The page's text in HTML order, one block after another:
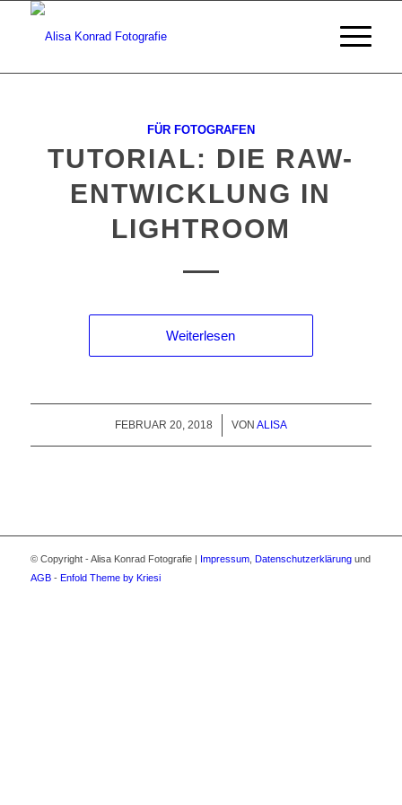
FÜR FOTOGRAFEN
TUTORIAL: DIE RAW-
ENTWICKLUNG IN
LIGHTROOM
Weiterlesen
FEBRUAR 20, 2018
/ VON ALISA
© Copyright - Alisa Konrad Fotografie | Impressum, Datenschutzerklärungund
AGB- Enfold Theme by Kriesi